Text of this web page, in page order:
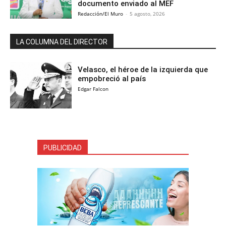
documento enviado al MEF
Redacción/El Muro - 5 agosto, 2026
LA COLUMNA DEL DIRECTOR
Velasco, el héroe de la izquierda que
empobreció al país
Edgar Falcon
PUBLICIDAD